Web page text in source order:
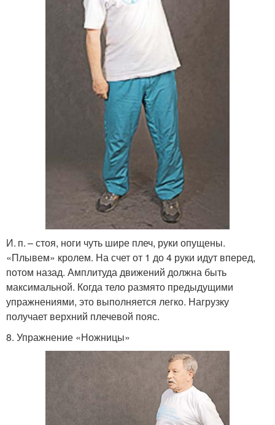
И. п. – стоя, ноги чуть шире плеч, руки опущены.
«Плывем» кролем. На счет от 1 до 4 руки идут вперед,
потом назад. Амплитуда движений должна быть
максимальной. Когда тело размято предыдущими
упражнениями, это выполняется легко. Нагрузку
получает верхний плечевой пояс.
8. Упражнение «Ножницы»